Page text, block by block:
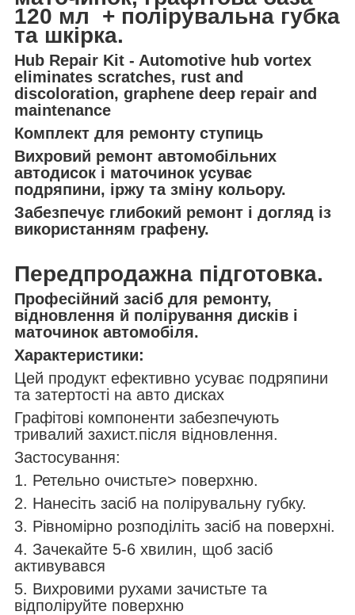
120 мл + полірувальна губка
та шкірка.
Hub Repair Kit - Automotive hub vortex
eliminates scratches, rust and
discoloration, graphene deep repair and
maintenance
Комплект для ремонту ступиць
Вихровий ремонт автомобільних
автодисок і маточинок усуває
подряпини, іржу та зміну кольору.
Забезпечує глибокий ремонт і догляд із
використанням графену.
Передпродажна підготовка.
Професійний засіб для ремонту,
відновлення й полірування дисків і
маточинок автомобіля.
Характеристики:
Цей продукт ефективно усуває подряпини
та затертості на авто дисках
Графітові компоненти забезпечують
тривалий захист.після відновлення.
Застосування:
1. Ретельно очистьте> поверхню.
2. Нанесіть засіб на полірувальну губку.
3. Рівномірно розподіліть засіб на поверхні.
4. Зачекайте 5-6 хвилин, щоб засіб
активувався
5. Вихровими рухами зачистьте та
відполіруйте поверхню